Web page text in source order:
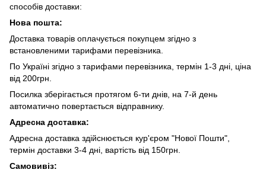
способів доставки:
Нова пошта:
Доставка товарів оплачується покупцем згідно з
встановленими тарифами перевізника.
По Україні згідно з тарифами перевізника, термін 1-3 дні, ціна
від 200грн.
Посилка зберігається протягом 6-ти днів, на 7-й день
автоматично повертається відправнику.
Адресна доставка:
Адресна доставка здійснюється кур'єром "Нової Пошти",
термін доставки 3-4 дні, вартість від 150грн.
Самовивіз: